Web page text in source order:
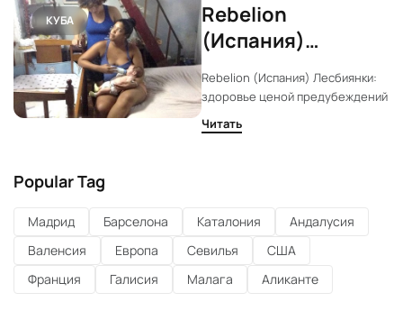
КУБА
Rebelion
(Испания)
Лесбиянки:
здоровье ценой
предубеждений
Rebelion (Испания) Лесбиянки:
здоровье ценой предубеждений
Читать
Popular Tag
Мадрид Барселона Каталония
Андалусия
Валенсия
Европа Севилья
США
Франция
Галисия Малага Аликанте